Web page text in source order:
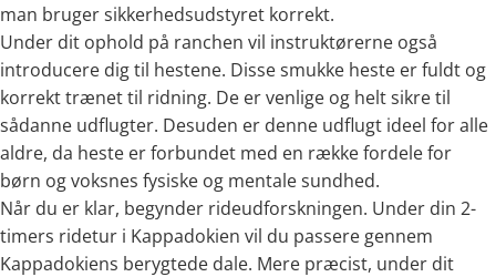
man bruger sikkerhedsudstyret korrekt.
Under dit ophold på ranchen vil instruktørerne også
introducere dig til hestene. Disse smukke heste er fuldt og
korrekt trænet til ridning. De er venlige og helt sikre til
sådanne udflugter. Desuden er denne udflugt ideel for alle
aldre, da heste er forbundet med en række fordele for
børn og voksnes fysiske og mentale sundhed.
Når du er klar, begynder rideudforskningen. Under din 2-
timers ridetur i Kappadokien vil du passere gennem
Kappadokiens berygtede dale. Mere præcist, under dit